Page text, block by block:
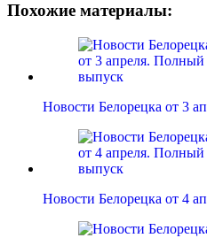
Похожие материалы:
Новости Белорецка от 3
Новости Белорецка от 4